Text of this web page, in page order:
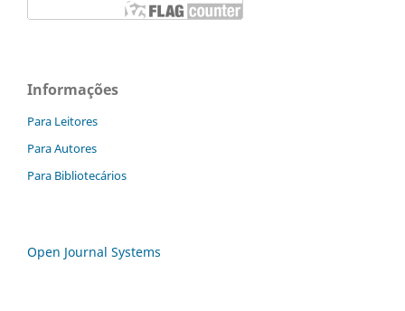
Informações
Para Leitores
Para Autores
Para Bibliotecários
Open Journal Systems